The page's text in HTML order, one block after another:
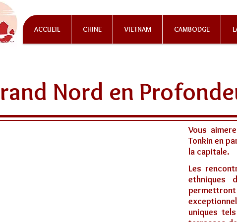
ACCUEIL CHINE VIETNAM CAMBODGE
Nord en
Vous
Tonkin en
la capitale.
Les
ethniques
uniques